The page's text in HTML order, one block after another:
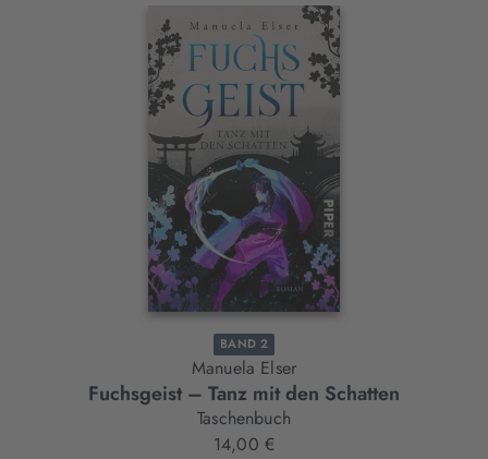
Interaktives
BAND 2
Manuela Elser
Fuchsgeist – Tanz mit den Schatten
Taschenbuch
14,00 €